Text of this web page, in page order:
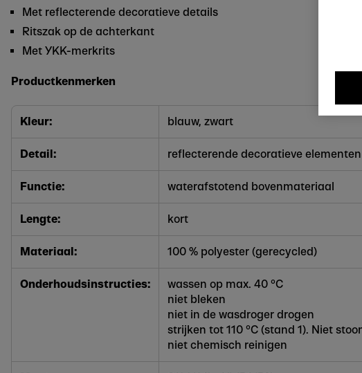
Met reflecterende decoratieve details
Ritszak op de achterkant
Met YKK-merkrits
Productkenmerken
Kleur: blauw, zwart
Detail: reflecterende decoratieve elementen
Functie: waterafstotend bovenmateriaal
Lengte: kort
Materiaal: 100 % polyester (gerecycled)
Onderhoudsinstructies:
wassen op max. 40 °C
niet bleken
niet in de wasdroger drogen
strijken tot 110 °C (stand 1). Niet
niet chemisch reinigen